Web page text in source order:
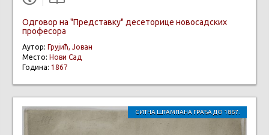
Одговор на "Представку" десеторице новосадских
професора
Аутор: Грујић, Јован
Место: Нови Сад
Година: 1867
СИТНА ШТАМПАНА ГРАЂА ДО 1867.